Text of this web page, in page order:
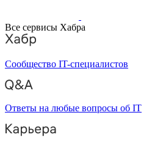
Все сервисы Хабра
Сообщество IT-специалистов
Ответы на любые вопросы об IT